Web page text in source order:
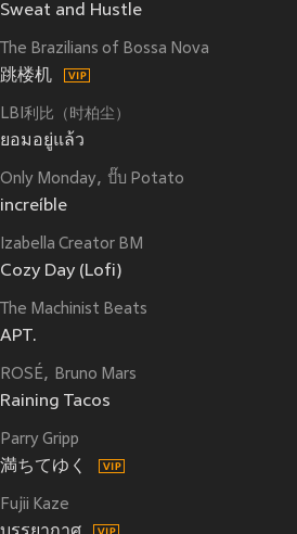
Sweat and Hustle
The Brazilians of Bossa Nova
跳楼机
LBI利比（时柏尘）
ยอมอยู่แล้ว
Only Monday ปั๊บ Potato
increíble
Izabella Creator BM
Cozy Day (Lofi)
The Machinist Beats
APT.
ROSÉ Bruno Mars
Raining Tacos
Parry Gripp
満ちてゆく
Fujii Kaze